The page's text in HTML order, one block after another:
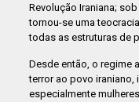
Revolução Iraniana;
tornou-se uma
todas as estruturas de
Desde então, o regime
terror ao povo
especialmente